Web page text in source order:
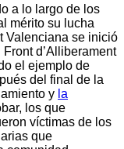
a lo largo de los
mérito su lucha
Valenciana se inició
d’Alliberament
el ejemplo de
del final de la
y la
los que
víctimas de los
que